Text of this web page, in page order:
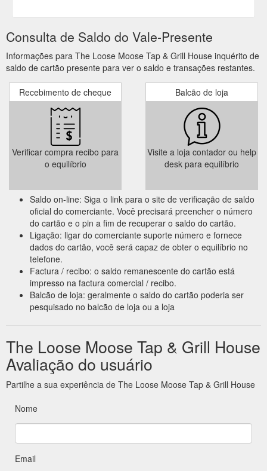
Consulta de Saldo do Vale-Presente
Informações para The Loose Moose Tap & Grill House inquérito de
saldo de cartão presente para ver o saldo e transações restantes.
Recebimento de cheque
Verificar compra recibo para
o equilíbrio
Balcão de loja
Visite a loja contador ou help
desk para equilíbrio
Saldo on-line: Siga o link para o site de verificação de saldo
oficial do comerciante. Você precisará preencher o número
do cartão e o pin a fim de recuperar o saldo do cartão.
Ligação: ligar do comerciante suporte número e fornece
dados do cartão, você será capaz de obter o equilíbrio no
telefone.
Factura / recibo: o saldo remanescente do cartão está
impresso na factura comercial / recibo.
Balcão de loja: geralmente o saldo do cartão poderia ser
pesquisado no balcão de loja ou a loja
The Loose Moose Tap & Grill House
Avaliação do usuário
Partilhe a sua experiência de The Loose Moose Tap & Grill House
Nome
Email